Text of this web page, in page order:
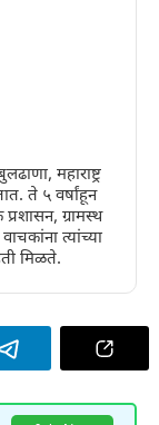
महाराष्ट्र
ते ५ वर्षांहून
ग्रामस्थ
त्यांच्या
मिळते.